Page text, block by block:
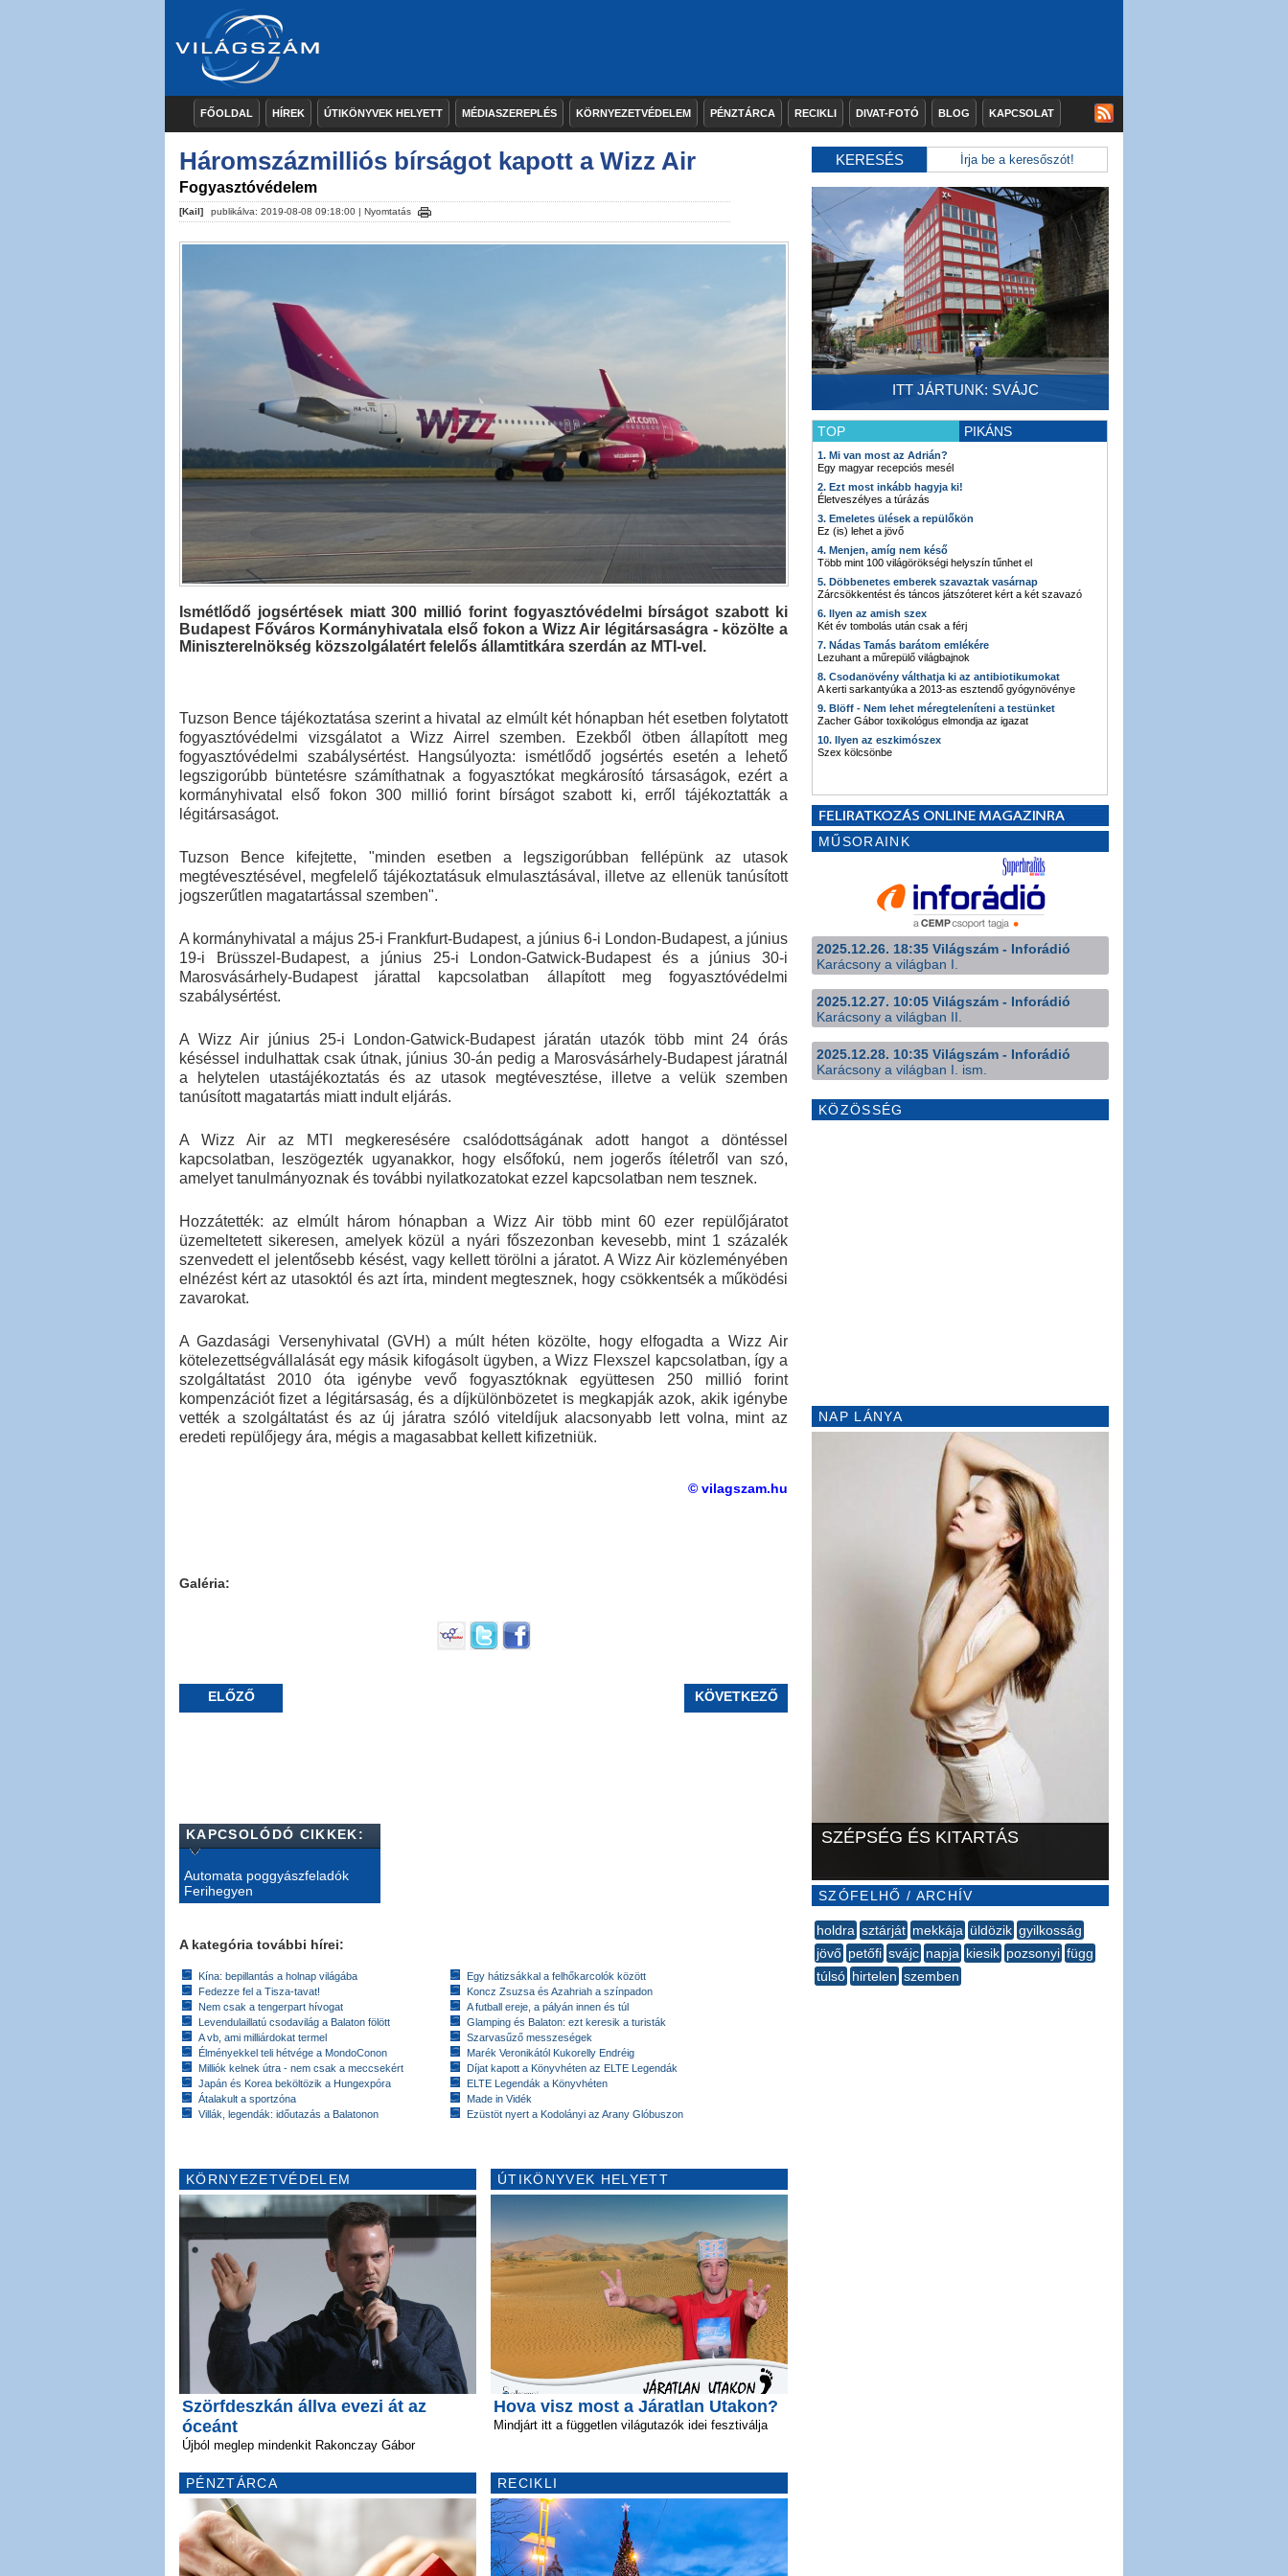
FŐOLDAL HÍREK ÚTIKÖNYVEK HELYETT MÉDIASZEREPLÉS KÖRNYEZETVÉDELEM PÉNZTÁRCA RECIKLI DIVAT-FOTÓ BLOG KAPCSOLAT
Háromszázmilliós bírságot kapott a Wizz Air
Fogyasztóvédelem
[Kail] publikálva: 2019-08-08 09:18:00 | Nyomtatás
Ismétlődő jogsértések miatt 300 millió forint fogyasztóvédelmi bírságot szabott ki
Budapest Főváros Kormányhivatala első fokon a Wizz Air légitársaságra - közölte a
Miniszterelnökség közszolgálatért felelős államtitkára szerdán az MTI-vel.
Tuzson Bence tájékoztatása szerint a hivatal az elmúlt két hónapban hét esetben folytatott
fogyasztóvédelmi vizsgálatot a Wizz Airrel szemben. Ezekből ötben állapított meg
fogyasztóvédelmi szabálysértést. Hangsúlyozta: ismétlődő jogsértés esetén a lehető
legszigorúbb büntetésre számíthatnak a fogyasztókat megkárosító társaságok, ezért a
kormányhivatal első fokon 300 millió forint bírságot szabott ki, erről tájékoztatták a
légitársaságot.
Tuzson Bence kifejtette, "minden esetben a legszigorúbban fellépünk az utasok
megtévesztésével, megfelelő tájékoztatásuk elmulasztásával, illetve az ellenük tanúsított
jogszerűtlen magatartással szemben".
A kormányhivatal a május 25-i Frankfurt-Budapest, a június 6-i London-Budapest, a június
19-i Brüsszel-Budapest, a június 25-i London-Gatwick-Budapest és a június 30-i
Marosvásárhely-Budapest járattal kapcsolatban állapított meg fogyasztóvédelmi
szabálysértést.
A Wizz Air június 25-i London-Gatwick-Budapest járatán utazók több mint 24 órás
késéssel indulhattak csak útnak, június 30-án pedig a Marosvásárhely-Budapest járatnál
a helytelen utastájékoztatás és az utasok megtévesztése, illetve a velük szemben
tanúsított magatartás miatt indult eljárás.
A Wizz Air az MTI megkeresésére csalódottságának adott hangot a döntéssel
kapcsolatban, leszögezték ugyanakkor, hogy elsőfokú, nem jogerős ítéletről van szó,
amelyet tanulmányoznak és további nyilatkozatokat ezzel kapcsolatban nem tesznek.
Hozzátették: az elmúlt három hónapban a Wizz Air több mint 60 ezer repülőjáratot
üzemeltetett sikeresen, amelyek közül a nyári főszezonban kevesebb, mint 1 százalék
szenvedett el jelentősebb késést, vagy kellett törölni a járatot. A Wizz Air közleményében
elnézést kért az utasoktól és azt írta, mindent megtesznek, hogy csökkentsék a működési
zavarokat.
A Gazdasági Versenyhivatal (GVH) a múlt héten közölte, hogy elfogadta a Wizz Air
kötelezettségvállalását egy másik kifogásolt ügyben, a Wizz Flexszel kapcsolatban, így a
szolgáltatást 2010 óta igénybe vevő fogyasztóknak együttesen 250 millió forint
kompenzációt fizet a légitársaság, és a díjkülönbözetet is megkapják azok, akik igénybe
vették a szolgáltatást és az új járatra szóló viteldíjuk alacsonyabb lett volna, mint az
eredeti repülőjegy ára, mégis a magasabbat kellett kifizetniük.
© vilagszam.hu
Galéria:
ELŐZŐ KÖVETKEZŐ
KAPCSOLÓDÓ CIKKEK:
Automata poggyászfeladók
Ferihegyen
A kategória további hírei:
Kína: bepillantás a holnap világába
Fedezze fel a Tisza-tavat!
Nem csak a tengerpart hívogat
Levendulaillatú csodavilág a Balaton fölött
A vb, ami milliárdokat termel
Élményekkel teli hétvége a MondoConon
Milliók kelnek útra - nem csak a meccsekért
Japán és Korea beköltözik a Hungexpóra
Átalakult a sportzóna
Villák, legendák: időutazás a Balatonon
Egy hátizsákkal a felhőkarcolók között
Koncz Zsuzsa és Azahriah a színpadon
A futball ereje, a pályán innen és túl
Glamping és Balaton: ezt keresik a turisták
Szarvasűző messzeségek
Marék Veronikától Kukorelly Endréig
Díjat kapott a Könyvhéten az ELTE Legendák
ELTE Legendák a Könyvhéten
Made in Vidék
Ezüstöt nyert a Kodolányi az Arany Glóbuszon
KÖRNYEZETVÉDELEM
Szörfdeszkán állva evezi át az
óceánt
Újból meglep mindenkit Rakonczay Gábor
PÉNZTÁRCA
ÚTIKÖNYVEK HELYETT
Hova visz most a Járatlan Utakon?
Mindjárt itt a független világutazók idei fesztiválja
RECIKLI
KERESÉS
ITT JÁRTUNK: SVÁJC
TOP PIKÁNS
1. Mi van most az Adrián?
Egy magyar recepciós mesél
2. Ezt most inkább hagyja ki!
Életveszélyes a túrázás
3. Emeletes ülések a repülőkön
Ez (is) lehet a jövő
4. Menjen, amíg nem késő
Több mint 100 világörökségi helyszín tűnhet el
5. Döbbenetes emberek szavaztak vasárnap
Zárcsökkentést és táncos játszóteret kért a két szavazó
6. Ilyen az amish szex
Két év tombolás után csak a férj
7. Nádas Tamás barátom emlékére
Lezuhant a műrepülő világbajnok
8. Csodanövény válthatja ki az antibiotikumokat
A kerti sarkantyúka a 2013-as esztendő gyógynövénye
9. Blöff - Nem lehet méregteleníteni a testünket
Zacher Gábor toxikológus elmondja az igazat
10. Ilyen az eszkimószex
Szex kölcsönbe
MŰSORAINK
2025.12.26. 18:35 Világszám - Inforádió
Karácsony a világban I.
2025.12.27. 10:05 Világszám - Inforádió
Karácsony a világban II.
2025.12.28. 10:35 Világszám - Inforádió
Karácsony a világban I. ism.
KÖZÖSSÉG
NAP LÁNYA
SZÉPSÉG ÉS KITARTÁS
SZÓFELHŐ / ARCHÍV
holdra sztárját mekkája üldözik gyilkosság
jövő petőfi svájc napja kiesik pozsonyi függ
túlsó hirtelen szemben